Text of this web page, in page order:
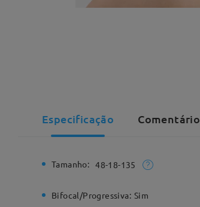
Especificação
Tamanho: 48-18-135
Bifocal/Progressiva: Sim